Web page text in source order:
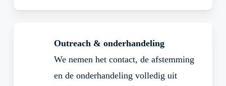
Outreach & onderhandeling
We nemen het contact, de afstemming
en de onderhandeling volledig uit